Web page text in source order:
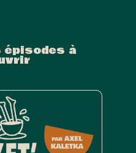
épisodes à